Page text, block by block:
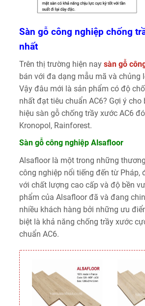
Sàn gỗ công nghiệp chống
nhất
Trên thị trường hiện nay sàn gỗ
bán với đa dạng mẫu mã và chủng
Vậy đâu mới là sản phẩm có độ
nhất đạt tiêu chuẩn AC6? Gợi ý cho
hiệu sàn gỗ chống trầy xước AC6
Kronopol, Rainforest.
Sàn gỗ công nghiệp Alsafloor
Alsafloor là một trong những
công nghiệp nổi tiếng đến từ Pháp,
với chất lượng cao cấp và độ bền
phẩm của Alsafloor đã và đang
nhiều khách hàng bởi những ưu
biệt là khả năng chống trầy xước
chuẩn AC6.